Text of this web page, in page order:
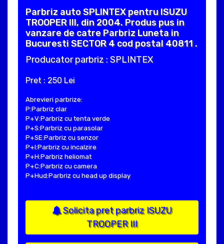
Parbriz auto SPLINTEX pentru ISUZU
TROOPER III, din 2004. Produs pus in
vanzare de catre Parbriz Luneta in
Bucuresti SECTOR 4 cod postal 40811 .
Producator parbriz : SPLINTEX
Pret : 250 Lei
Abrevieri parbrize:
P:Parbriz clar
P+V:Parbriz cu tenta verde
P+S:Parbriz cu parasolar
P+SE:Parbriz cu senzor
P+I:Parbriz cu incalzire
P+H:Parbriz heliomat
P+C:Parbriz cu camera
P+Hud:Parbriz cu head up display
Solicita pret parbriz ISUZU
TROOPER III